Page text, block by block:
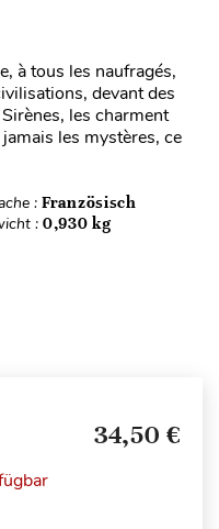
à tous les naufragés,
devant des
les charment
les mystères, ce
: Französisch
: 0,930 kg
34,50 €